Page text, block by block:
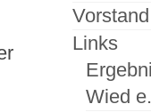
Vorstand
Links
Wied